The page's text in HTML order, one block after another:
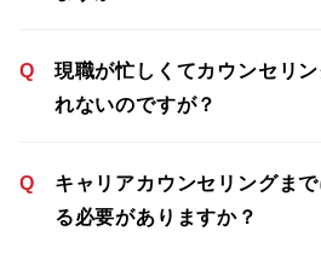
Q
現職が忙しくてカウンセリ
れないのですが？
Q
キャリアカウンセリングま
る必要がありますか？